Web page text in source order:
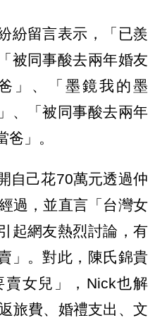
紛留言表示，「已羨
被同事酸去兩年婚友
」、「墨鏡我的墨
、「被同事酸去兩年
」。
自己花70萬元透過仲
過，並直言「台灣女
起網友熱烈討論，有
」。對此，陳氏錦貴
女兒」，Nick也解
旅費、婚禮支出、文